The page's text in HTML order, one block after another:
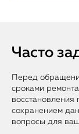
Часто
Перед
сроками
сохранением
вопросы для